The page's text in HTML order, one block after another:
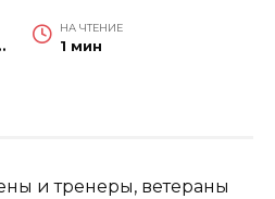
НА ЧТЕНИЕ
1 мин
и тренеры, ветераны